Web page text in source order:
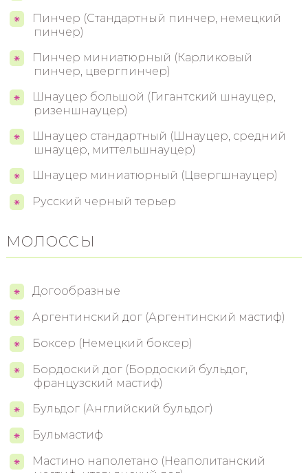
Пинчер (Стандартный пинчер, немецкий
пинчер)
Пинчер миниатюрный (Карликовый
пинчер, цвергпинчер)
Шнауцер большой (Гигантский шнауцер,
ризеншнауцер)
Шнауцер стандартный (Шнауцер, средний
шнауцер, миттельшнауцер)
Шнауцер миниатюрный (Цвергшнауцер)
Русский черный терьер
МОЛОССЫ
Догообразные
Аргентинский дог (Аргентинский мастиф)
Боксер (Немецкий боксер)
Бордоский дог (Бордоский бульдог,
французский мастиф)
Бульдог (Английский бульдог)
Бульмастиф
Мастино наполетано (Неаполитанский